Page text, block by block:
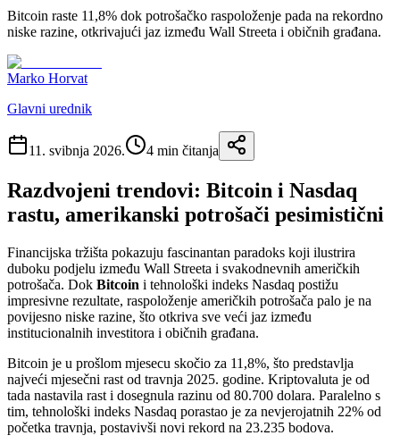
Bitcoin raste 11,8% dok potrošačko raspoloženje pada na rekordno
niske razine, otkrivajući jaz između Wall Streeta i običnih građana.
Marko Horvat
Glavni urednik
11. svibnja 2026. 4 min čitanja
Razdvojeni trendovi: Bitcoin i Nasdaq
rastu, amerikanski potrošači pesimistični
Financijska tržišta pokazuju fascinantan paradoks koji ilustrira
duboku podjelu između Wall Streeta i svakodnevnih američkih
potrošača. Dok Bitcoin i tehnološki indeks Nasdaq postižu
impresivne rezultate, raspoloženje američkih potrošača palo je na
povijesno niske razine, što otkriva sve veći jaz između
institucionalnih investitora i običnih građana.
Bitcoin je u prošlom mjesecu skočio za 11,8%, što predstavlja
najveći mjesečni rast od travnja 2025. godine. Kriptovaluta je od
tada nastavila rast i dosegnula razinu od 80.700 dolara. Paralelno s
tim, tehnološki indeks Nasdaq porastao je za nevjerojatnih 22% od
početka travnja, postavivši novi rekord na 23.235 bodova.